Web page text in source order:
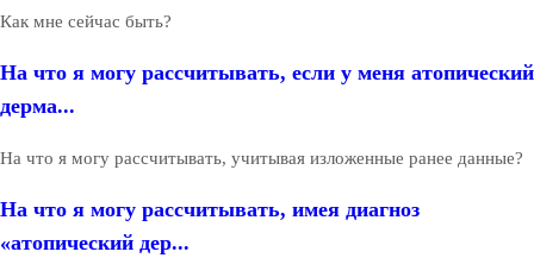
Как мне сейчас быть?
На что я могу рассчитывать, если у меня атопический
дерма...
На что я могу рассчитывать, учитывая изложенные ранее данные?
На что я могу рассчитывать, имея диагноз
«атопический дер...